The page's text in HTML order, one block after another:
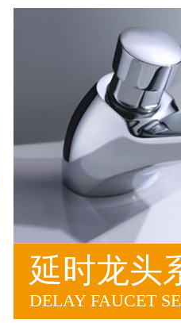
延时龙头
DELAY FAUCET